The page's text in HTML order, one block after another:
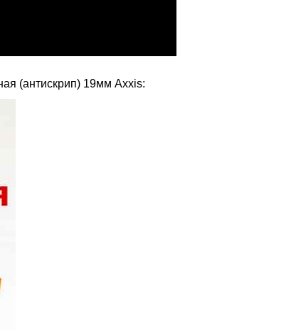
(антискрип) 19мм Axxis: